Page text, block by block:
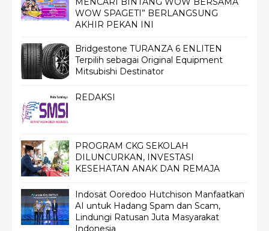
WOW SPAGETI” BERLANGSUNG
AKHIR PEKAN INI
Bridgestone TURANZA 6 ENLITEN
Terpilih sebagai Original Equipment
Mitsubishi Destinator
REDAKSI
PROGRAM CKG SEKOLAH
DILUNCURKAN, INVESTASI
KESEHATAN ANAK DAN REMAJA
Indosat Ooredoo Hutchison Manfaatkan
AI untuk Hadang Spam dan Scam,
Lindungi Ratusan Juta Masyarakat
Indonesia